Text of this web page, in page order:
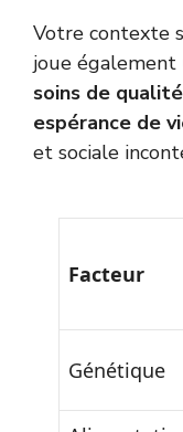
Votre contexte
joue également
soins de
espérance de
et sociale
Facteur
Génétique